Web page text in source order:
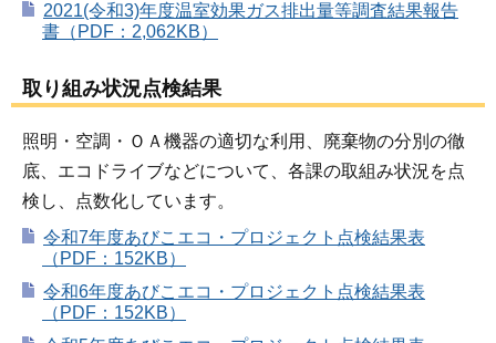
2021(令和3)年度温室効果ガス排出量等調査結果報告
書（PDF：2,062KB）
取り組み状況点検結果
照明・空調・ＯＡ機器の適切な利用、廃棄物の分別の徹
底、エコドライブなどについて、各課の取組み状況を点
検し、点数化しています。
令和7年度あびこエコ・プロジェクト点検結果表
（PDF：152KB）
令和6年度あびこエコ・プロジェクト点検結果表
（PDF：152KB）